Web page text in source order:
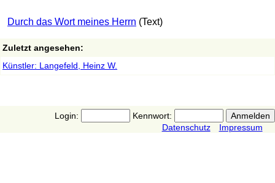
Durch das Wort meines Herrn (Text)
Zuletzt angesehen:
Künstler: Langefeld, Heinz W.
Login:
Kennwort:
Datenschutz
Impressum